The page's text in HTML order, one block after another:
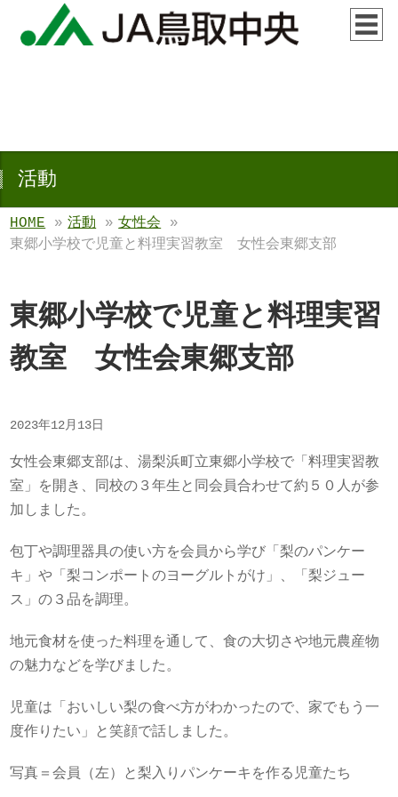
活動
HOME » 活動 » 女性会 »
東郷小学校で児童と料理実習教室 女性会東郷支部
東郷小学校で児童と料理実習
教室 女性会東郷支部
2023年12月13日
女性会東郷支部は、湯梨浜町立東郷小学校で「料理実習教
室」を開き、同校の３年生と同会員合わせて約５０人が参
加しました。
包丁や調理器具の使い方を会員から学び「梨のパンケー
キ」や「梨コンポートのヨーグルトがけ」、「梨ジュー
ス」の３品を調理。
地元食材を使った料理を通して、食の大切さや地元農産物
の魅力などを学びました。
児童は「おいしい梨の食べ方がわかったので、家でもう一
度作りたい」と笑顔で話しました。
写真＝会員（左）と梨入りパンケーキを作る児童たち